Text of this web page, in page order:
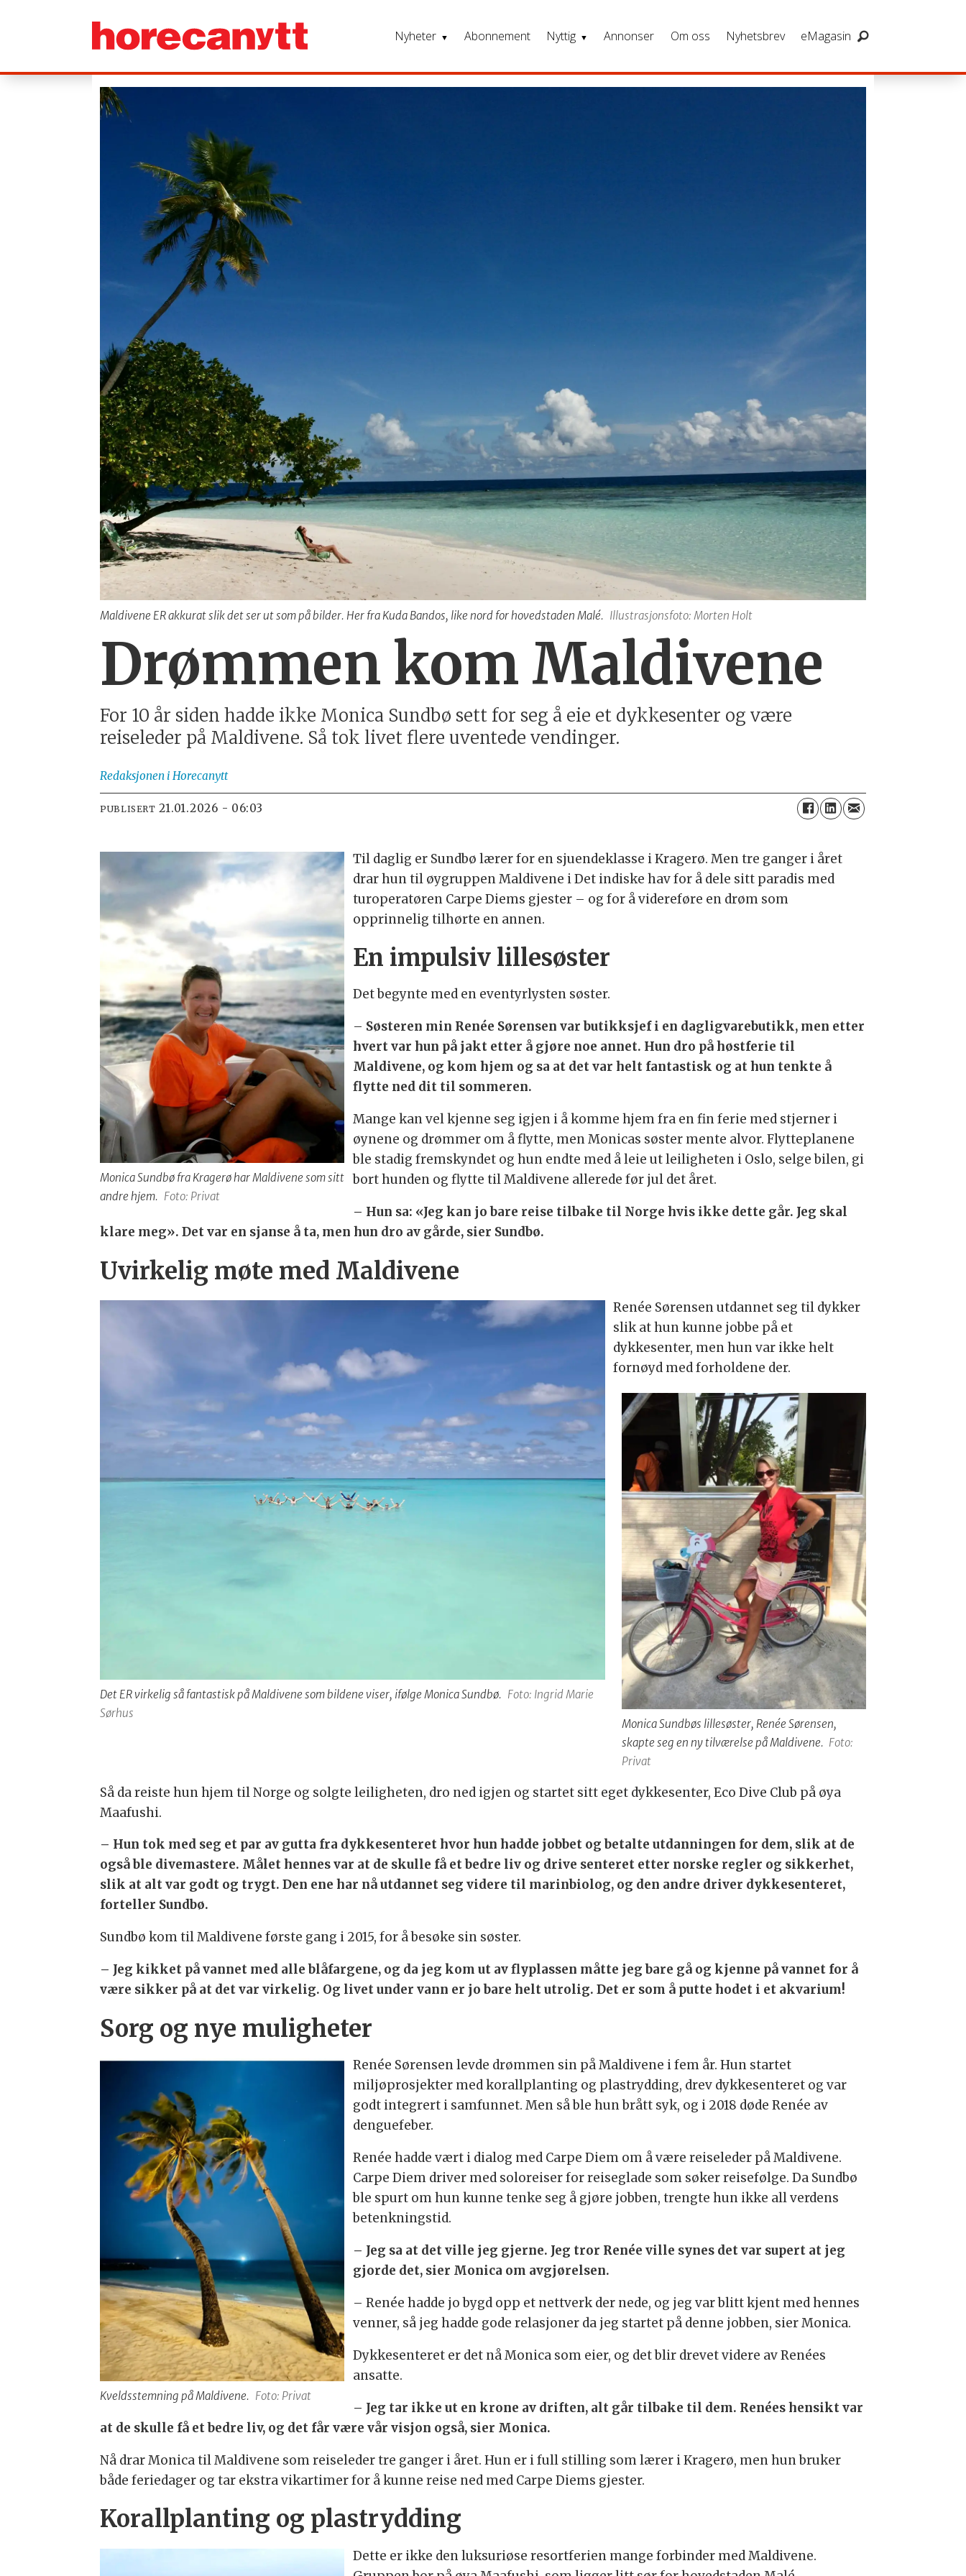
Nyheter Abonnement Nyttig Annonser Om oss Nyhetsbrev eMagasin
Maldivene ER akkurat slik det ser ut som på bilder. Her fra Kuda Bandos, like nord for hovedstaden Malé. Illustrasjonsfoto: Morten Holt
Drømmen kom Maldivene
For 10 år siden hadde ikke Monica Sundbø sett for seg å eie et dykkesenter og være
reiseleder på Maldivene. Så tok livet flere uventede vendinger.
Redaksjonen i Horecanytt
PUBLISERT 21.01.2026 - 06:03
Monica Sundbø fra Kragerø har Maldivene som sitt
andre hjem. Foto: Privat
Til daglig er Sundbø lærer for en sjuendeklasse i Kragerø. Men tre ganger i året
drar hun til øygruppen Maldivene i Det indiske hav for å dele sitt paradis med
turoperatøren Carpe Diems gjester – og for å videreføre en drøm som
opprinnelig tilhørte en annen.
En impulsiv lillesøster
Det begynte med en eventyrlysten søster.
– Søsteren min Renée Sørensen var butikksjef i en dagligvarebutikk, men etter
hvert var hun på jakt etter å gjøre noe annet. Hun dro på høstferie til
Maldivene, og kom hjem og sa at det var helt fantastisk og at hun tenkte å
flytte ned dit til sommeren.
Mange kan vel kjenne seg igjen i å komme hjem fra en fin ferie med stjerner i
øynene og drømmer om å flytte, men Monicas søster mente alvor. Flytteplanene
ble stadig fremskyndet og hun endte med å leie ut leiligheten i Oslo, selge bilen, gi
bort hunden og flytte til Maldivene allerede før jul det året.
– Hun sa: «Jeg kan jo bare reise tilbake til Norge hvis ikke dette går. Jeg skal
klare meg». Det var en sjanse å ta, men hun dro av gårde, sier Sundbø.
Uvirkelig møte med Maldivene
Det ER virkelig så fantastisk på Maldivene som bildene viser, ifølge Monica Sundbø. Foto: Ingrid Marie
Sørhus
Renée Sørensen utdannet seg til dykker
slik at hun kunne jobbe på et
dykkesenter, men hun var ikke helt
fornøyd med forholdene der.
Monica Sundbøs lillesøster, Renée Sørensen,
skapte seg en ny tilværelse på Maldivene. Foto:
Privat
Så da reiste hun hjem til Norge og solgte leiligheten, dro ned igjen og startet sitt eget dykkesenter, Eco Dive Club på øya
Maafushi.
– Hun tok med seg et par av gutta fra dykkesenteret hvor hun hadde jobbet og betalte utdanningen for dem, slik at de
også ble divemastere. Målet hennes var at de skulle få et bedre liv og drive senteret etter norske regler og sikkerhet,
slik at alt var godt og trygt. Den ene har nå utdannet seg videre til marinbiolog, og den andre driver dykkesenteret,
forteller Sundbø.
Sundbø kom til Maldivene første gang i 2015, for å besøke sin søster.
– Jeg kikket på vannet med alle blåfargene, og da jeg kom ut av flyplassen måtte jeg bare gå og kjenne på vannet for å
være sikker på at det var virkelig. Og livet under vann er jo bare helt utrolig. Det er som å putte hodet i et akvarium!
Sorg og nye muligheter
Kveldsstemning på Maldivene. Foto: Privat
Renée Sørensen levde drømmen sin på Maldivene i fem år. Hun startet
miljøprosjekter med korallplanting og plastrydding, drev dykkesenteret og var
godt integrert i samfunnet. Men så ble hun brått syk, og i 2018 døde Renée av
denguefeber.
Renée hadde vært i dialog med Carpe Diem om å være reiseleder på Maldivene.
Carpe Diem driver med soloreiser for reiseglade som søker reisefølge. Da Sundbø
ble spurt om hun kunne tenke seg å gjøre jobben, trengte hun ikke all verdens
betenkningstid.
– Jeg sa at det ville jeg gjerne. Jeg tror Renée ville synes det var supert at jeg
gjorde det, sier Monica om avgjørelsen.
– Renée hadde jo bygd opp et nettverk der nede, og jeg var blitt kjent med hennes
venner, så jeg hadde gode relasjoner da jeg startet på denne jobben, sier Monica.
Dykkesenteret er det nå Monica som eier, og det blir drevet videre av Renées
ansatte.
– Jeg tar ikke ut en krone av driften, alt går tilbake til dem. Renées hensikt var
at de skulle få et bedre liv, og det får være vår visjon også, sier Monica.
Nå drar Monica til Maldivene som reiseleder tre ganger i året. Hun er i full stilling som lærer i Kragerø, men hun bruker
både feriedager og tar ekstra vikartimer for å kunne reise ned med Carpe Diems gjester.
Korallplanting og plastrydding
Dette er ikke den luksuriøse resortferien mange forbinder med Maldivene.